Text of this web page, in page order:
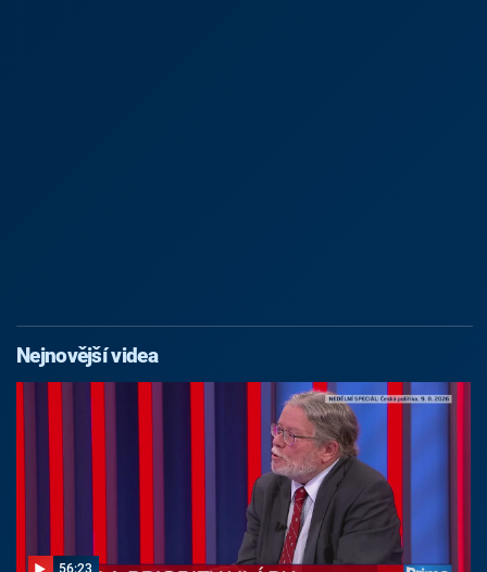
Nejnovější videa